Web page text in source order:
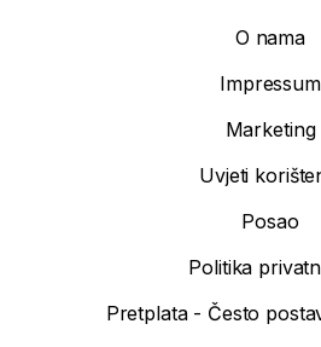
O nama
Impressum
Marketing
Uvjeti
Posao
Politika
Pretplata - Često